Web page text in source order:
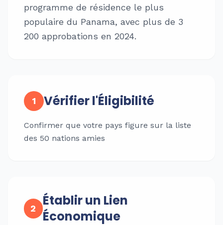
programme de résidence le plus
populaire du Panama, avec plus de 3
200 approbations en 2024.
1 Vérifier l'Éligibilité
Confirmer que votre pays figure sur la liste
des 50 nations amies
2
Établir un Lien
Économique